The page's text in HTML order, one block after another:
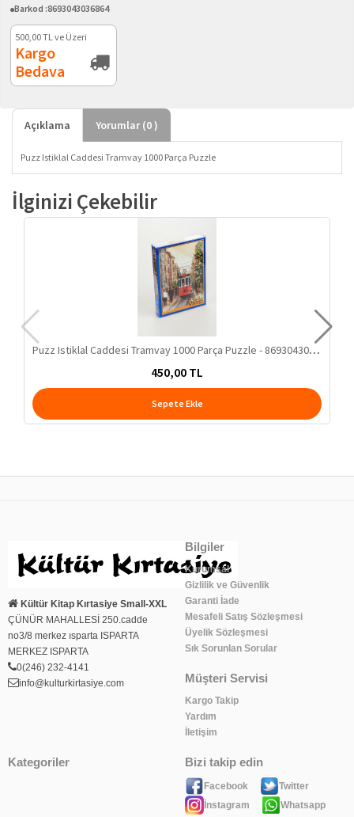
Barkod :8693043036864
500,00TL ve Üzeri
Kargo
Bedava
Açıklama Yorumlar (0)
Puzz Istiklal Caddesi Tramvay 1000 Parça Puzzle
İlginizi Çekebilir
Puzz Istiklal Caddesi Tramvay 1000 Parça Puzzle - 8693043036864
450,00 TL
Sepete Ekle
Kültür Kitap Kırtasiye Small-XXL
ÇÜNÜR MAHALLESİ 250.cadde
no3/8 merkez ısparta ISPARTA
MERKEZ ISPARTA
0(246) 232-4141
info@kulturkirtasiye.com
Bilgiler
Kurumsal
Gizlilik ve Güvenlik
Garanti İade
Mesafeli Satış Sözleşmesi
Üyelik Sözleşmesi
Sık Sorunlan Sorular
Müşteri Servisi
Kargo Takip
Yardım
İletişim
Kategoriler Bizi takip edin
Facebook
Twitter
İnstagram
Whatsapp